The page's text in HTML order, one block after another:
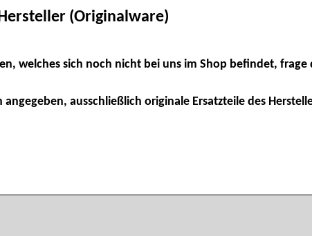
(Originalware)
welches sich noch nicht bei uns im Shop befindet,
ausschließlich originale Ersatzteile des